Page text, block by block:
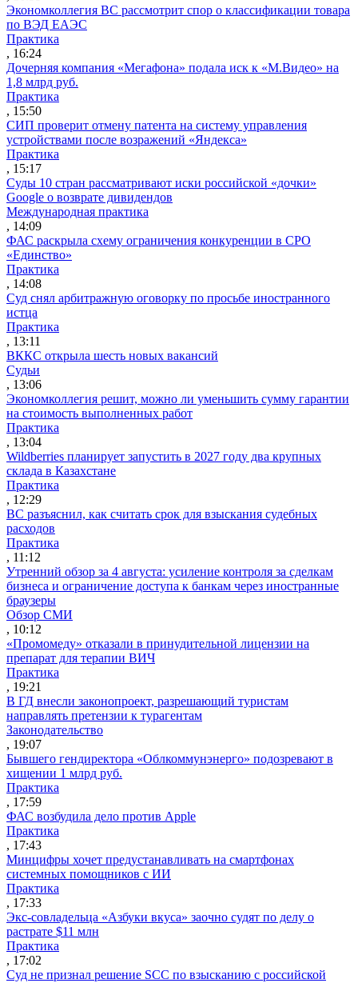
Экономколлегия ВС рассмотрит спор о классификации товара
по ВЭД ЕАЭС
Практика
, 16:24
Дочерняя компания «Мегафона» подала иск к «М.Видео» на
1,8 млрд руб.
Практика
, 15:50
СИП проверит отмену патента на систему управления
устройствами после возражений «Яндекса»
Практика
, 15:17
Суды 10 стран рассматривают иски российской «дочки»
Google о возврате дивидендов
Международная практика
, 14:09
ФАС раскрыла схему ограничения конкуренции в СРО
«Единство»
Практика
, 14:08
Суд снял арбитражную оговорку по просьбе иностранного
истца
Практика
, 13:11
ВККС открыла шесть новых вакансий
Судьи
, 13:06
Экономколлегия решит, можно ли уменьшить сумму гарантии
на стоимость выполненных работ
Практика
, 13:04
Wildberries планирует запустить в 2027 году два крупных
склада в Казахстане
Практика
, 12:29
ВС разъяснил, как считать срок для взыскания судебных
расходов
Практика
, 11:12
Утренний обзор за 4 августа: усиление контроля за сделкам
бизнеса и ограничение доступа к банкам через иностранные
браузеры
Обзор СМИ
, 10:12
«Промомеду» отказали в принудительной лицензии на
препарат для терапии ВИЧ
Практика
, 19:21
В ГД внесли законопроект, разрешающий туристам
направлять претензии к турагентам
Законодательство
, 19:07
Бывшего гендиректора «Облкоммунэнерго» подозревают в
хищении 1 млрд руб.
Практика
, 17:59
ФАС возбудила дело против Apple
Практика
, 17:43
Минцифры хочет предустанавливать на смартфонах
системных помощников с ИИ
Практика
, 17:33
Экс-совладельца «Азбуки вкуса» заочно судят по делу о
растрате $11 млн
Практика
, 17:02
Суд не признал решение SCC по взысканию с российской